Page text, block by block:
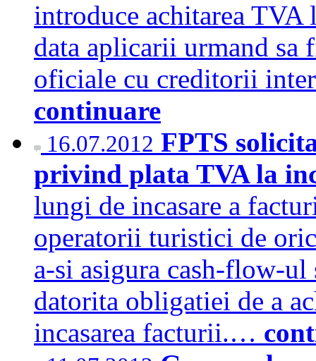
introduce achitarea
data aplicarii urmand
oficiale cu creditorii
continuare
16.07.2012 FPTS
privind plata TVA la
lungi de incasare a
operatorii turistici de
a-si asigura cash-flow-
datorita obligatiei de a
incasarea facturii.…